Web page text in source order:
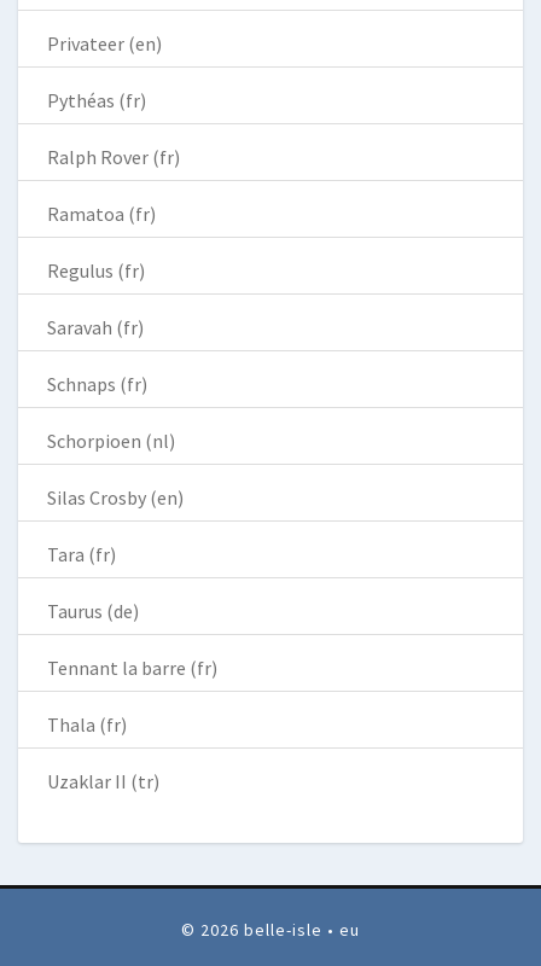
Privateer (en)
Pythéas (fr)
Ralph Rover (fr)
Ramatoa (fr)
Regulus (fr)
Saravah (fr)
Schnaps (fr)
Schorpioen (nl)
Silas Crosby (en)
Tara (fr)
Taurus (de)
Tennant la barre (fr)
Thala (fr)
Uzaklar II (tr)
© 2026 belle-isle • eu